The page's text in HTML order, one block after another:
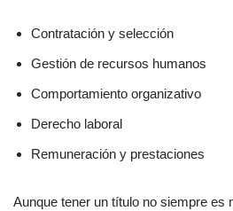
Contratación y selección
Gestión de recursos humanos
Comportamiento organizativo
Derecho laboral
Remuneración y prestaciones
Aunque tener un título no siempre es